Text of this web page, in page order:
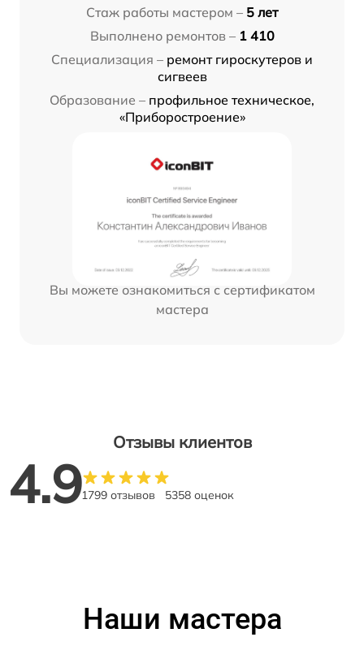
Стаж работы мастером – 5 лет
Выполнено ремонтов – 1 410
Специализация – ремонт гироскутеров и
сигвеев
Образование – профильное техническое,
«Приборостроение»
Вы можете ознакомиться с сертификатом
мастера
Отзывы клиентов
4.91799 отзывов 5358 оценок
Наши мастера